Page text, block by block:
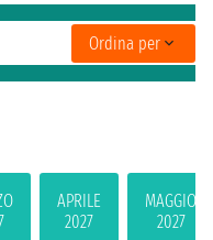
APRILE
2027
MAGGIO
2027
Ordina per